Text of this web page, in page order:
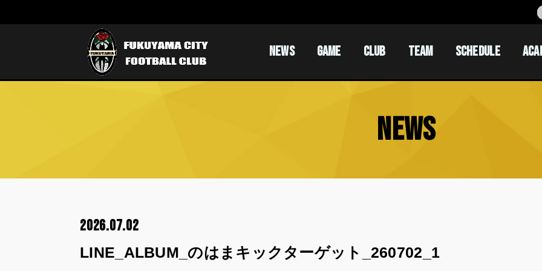
NEWS GAME CLUB TEAM SCHEDULE
NEWS
2026.07.02
LINE_ALBUM_のはまキックターゲット_260702_1